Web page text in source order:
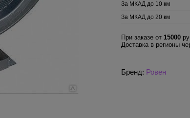
За МКАД до 10 км
За МКАД до 20 км
При заказе от 15000
Доставка в регионы
Бренд: Ровен